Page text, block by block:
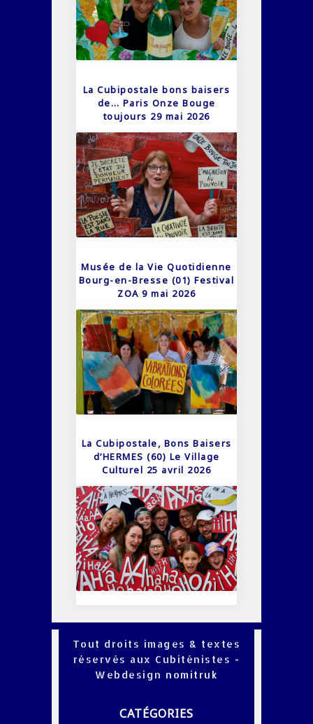
La Cubipostale bons baisers
de… Paris Onze Bouge
toujours 29 mai 2026
Musée de la Vie Quotidienne
Bourg-en-Bresse (01) Festival
ZOA 9 mai 2026
La Cubipostale, Bons Baisers
d’HERMES (60) Le Village
Culturel 25 avril 2026
Tout droits images & textes
réservés aux Cubiténistes -
Webdesign nomitruk
CATÉGORIES